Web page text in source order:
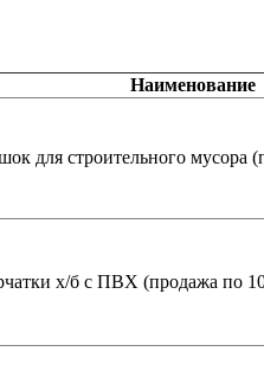
Наименование
для строительного мусора
х/б с ПВХ (продажа по